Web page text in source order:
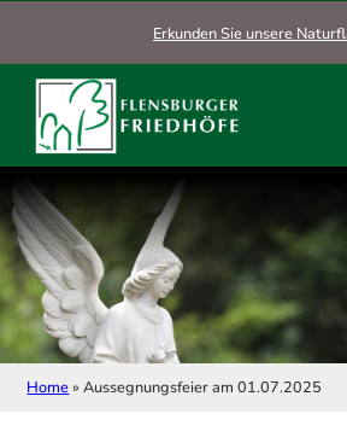
Zum Hauptinhalt springen
Zum Footer springenErkunden Sie unsere
Home»Aussegnungsfeier am 01.07.2025